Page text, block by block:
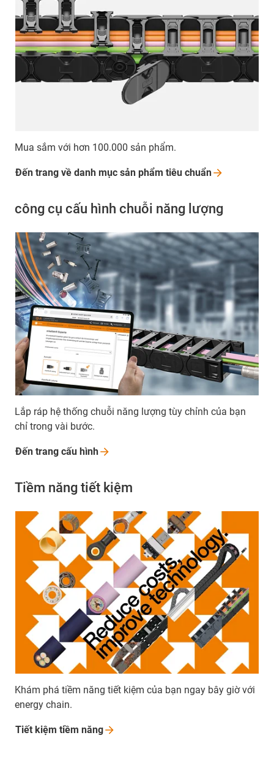
Mua sắm với hơn 100.000 sản phẩm.
Đến trang về danh mục sản phẩm tiêu chuẩn
công cụ cấu hình chuỗi năng lượng
Lắp ráp hệ thống chuỗi năng lượng tùy chỉnh của bạn
chỉ trong vài bước.
Đến trang cấu hình
Tiềm năng tiết kiệm
Khám phá tiềm năng tiết kiệm của bạn ngay bây giờ với
energy chain.
Tiết kiệm tiềm năng